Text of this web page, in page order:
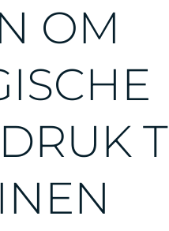
OM
ISCHE
DRUK T
INEN